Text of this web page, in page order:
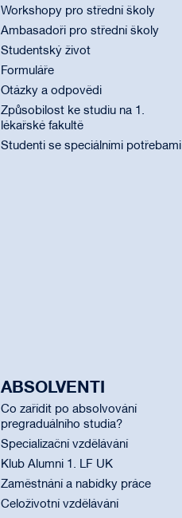
Workshopy pro střední školy
Ambasadoři pro střední školy
Studentský život
Formuláře
Otázky a odpovědi
Způsobilost ke studiu na 1.
lékařské fakultě
Studenti se speciálními potřebami
ABSOLVENTI
Co zařídit po absolvování
pregraduálního studia?
Specializační vzdělávání
Klub Alumni 1. LF UK
Zaměstnání a nabídky práce
Celoživotní vzdělávání